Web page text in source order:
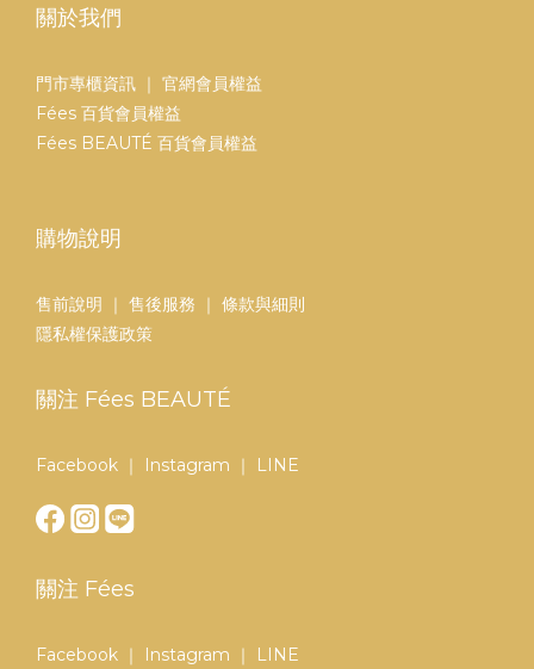
關於我們
門市專櫃資訊 ｜ 官網會員權益
Fées 百貨會員權益
Fées BEAUTÉ 百貨會員權益
購物說明
售前說明 ｜ 售後服務 ｜ 條款與細則
隱私權保護政策
關注 Fées BEAUTÉ
Facebook ｜ Instagram ｜ LINE
關注 Fées
Facebook ｜ Instagram ｜ LINE